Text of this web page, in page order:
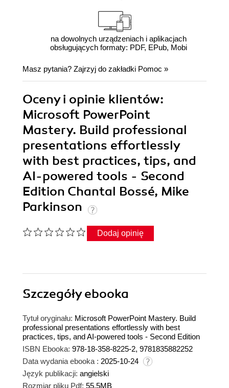
na dowolnych urządzeniach i aplikacjach
obsługujących formaty: PDF, EPub, Mobi
Masz pytania? Zajrzyj do zakładki Pomoc »
Oceny i opinie klientów:
Microsoft PowerPoint
Mastery. Build professional
presentations effortlessly
with best practices, tips, and
AI-powered tools - Second
Edition Chantal Bossé, Mike
Parkinson
Dodaj opinię
Szczegółyebooka
Tytuł oryginału: Microsoft PowerPoint Mastery. Build
professional presentations effortlessly with best
practices, tips, and AI-powered tools - Second Edition
ISBN Ebooka: 978-18-358-8225-2, 9781835882252
Data wydania ebooka : 2025-10-24
Język publikacji: angielski
Rozmiar pliku Pdf: 55.5MB